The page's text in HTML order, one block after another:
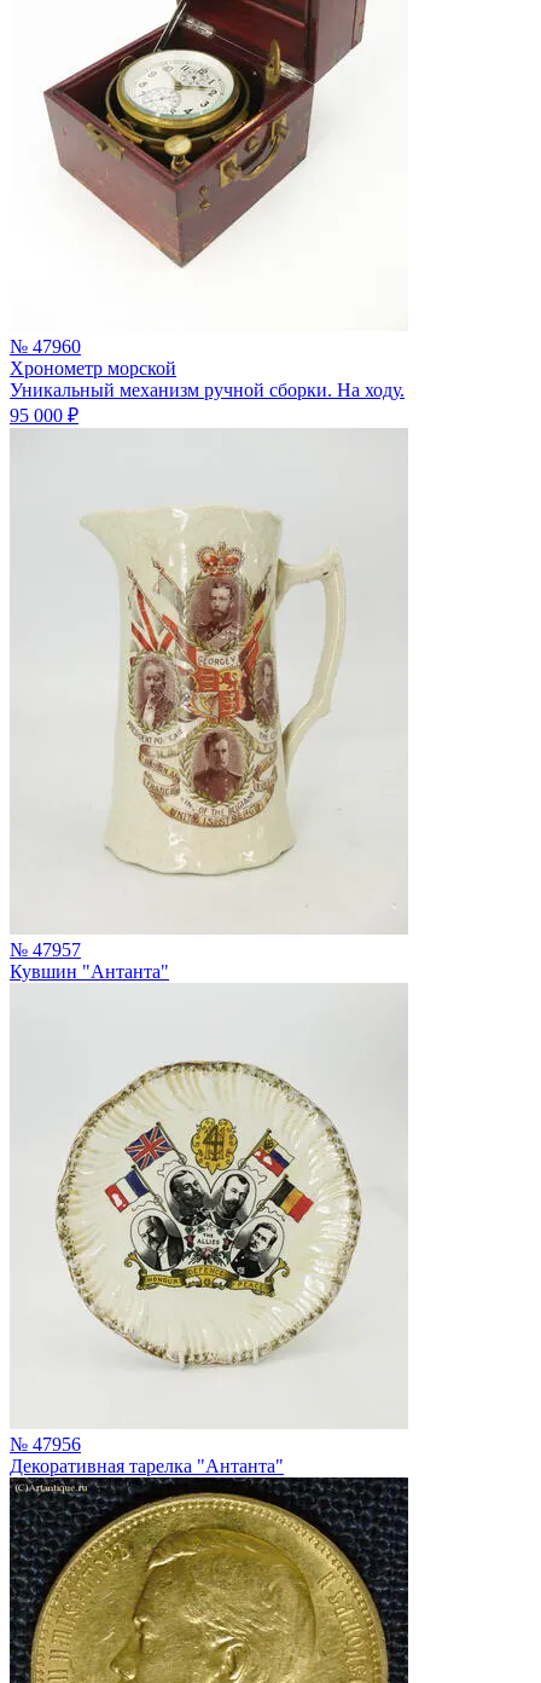
№ 47960
Хронометр морской
Уникальный механизм ручной сборки. На ходу.
95 000 ₽
№ 47957
Кувшин "Антанта"
№ 47956
Декоративная тарелка "Антанта"